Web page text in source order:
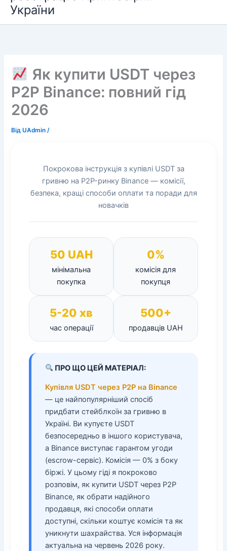
України
Як купити USDT через
P2P Binance: повний гід
2026
ВідUAdmin/
Покрокова інструкція з купівлі USDT за
гривню на P2P-ринку Binance — комісії,
безпека, кращі способи оплати та поради для
новачків
50 UAH
мінімальна
покупка
0%
комісія для
покупця
5-20 хв
час операції
500+
продавців UAH
ПРО ЩО ЦЕЙ МАТЕРІАЛ:
Купівля USDT через P2P на Binance
— це найпопулярніший спосіб
придбати стейблкоїн за гривню в
Україні. Ви купуєте USDT
безпосередньо в іншого користувача,
а Binance виступає гарантом угоди
(escrow-сервіс). Комісія — 0% з боку
біржі. У цьому гіді я покроково
розповім, як купити USDT через P2P
Binance, як обрати надійного
продавця, які способи оплати
доступні, скільки коштує комісія та як
уникнути шахрайства. Уся інформація
актуальна на червень 2026 року.